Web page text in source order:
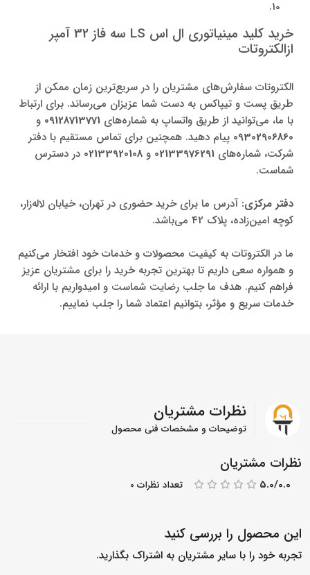
خرید کلید مینیاتوری ال اس LS سه فاز 32 آمپر
ازالکتروتات
الکتروتات سفارش‌های مشتریان را در سریع‌ترین زمان ممکن از
طریق پست و تیپاکس به دست شما عزیزان می‌رساند. برای ارتباط
با ما، می‌توانید از طریق واتساپ به شماره‌های 09128713771 و
09302906860 پیام دهید. همچنین برای تماس مستقیم با دفتر
شرکت، شماره‌های 02133976291 و 02133920108 در دسترس
شماست.
دفتر مرکزی: آدرس ما برای خرید حضوری در تهران، خیابان لاله‌زار،
کوچه امین‌زاده، پلاک 42 می‌باشد.
ما در الکتروتات به کیفیت محصولات و خدمات خود افتخار می‌کنیم
و همواره سعی داریم تا بهترین تجربه خرید را برای مشتریان عزیز
فراهم کنیم. هدف ما جلب رضایت شماست و امیدواریم با ارائه
خدمات سریع و مؤثر، بتوانیم اعتماد شما را جلب نماییم.
نظرات مشتریان
توضیحات و مشخصات فنی محصول
نظرات مشتریان
5.0/0.0 تعداد نظرات 0
این محصول را بررسی کنید
تجربه خود را با سایر مشتریان به اشتراک بگذارید.